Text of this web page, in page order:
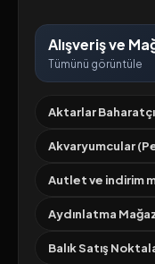
Alışveriş ve
Tümünü görüntüle
Aktarlar
Akvaryumcular
Autlet ve indirim
Aydınlatma
Balık Satış